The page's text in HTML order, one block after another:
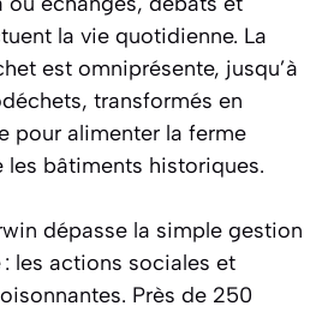
la vie quotidienne. La
est omniprésente, jusqu’à
transformés en
pour alimenter la ferme
les bâtiments historiques.
dépasse la simple gestion
les actions sociales et
Près de 250